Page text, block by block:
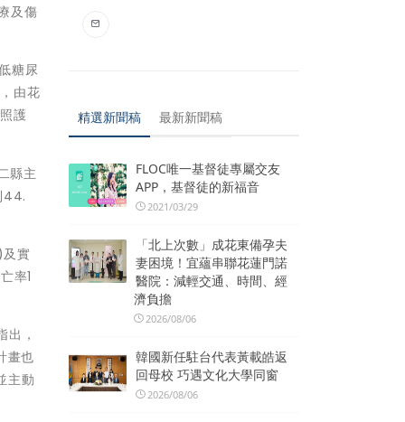
及傷
糖尿
由花
護
縣主
44.
實
率1
，
畫也
主動
精選新聞稿 最新新聞稿
FLOC唯一基督徒專屬交友
APP，基督徒的新福音
2021/03/29
「北上次數」成花東備孕夫
妻困境！宜蘊串聯花蓮門諾
醫院：減輕交通、時間、經
濟負擔
2026/08/06
韓國新任駐台代表黃載皓返
回母校 巧遇文化大學同窗
2026/08/06